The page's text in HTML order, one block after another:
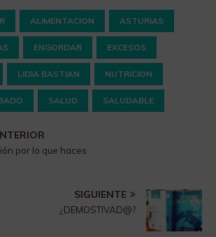
ALIMENTACION ASTURIAS
ENGORDAR EXCESOS
LIDIA BASTIAN NUTRICION
SALUD SALUDABLE
por lo que haces
SIGUIENTE
¿DEMOSTIVAD@?